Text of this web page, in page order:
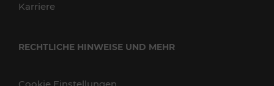
Karriere
RECHTLICHE HINWEISE UND MEHR